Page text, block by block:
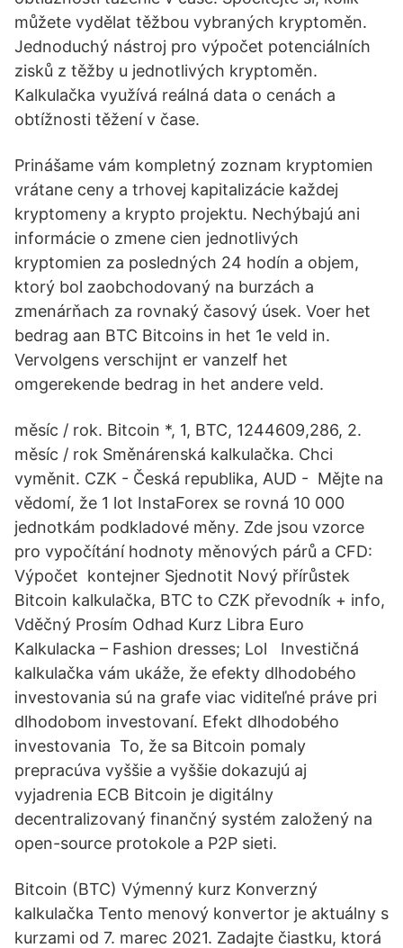
můžete vydělat těžbou vybraných kryptoměn.
Jednoduchý nástroj pro výpočet potenciálních
zisků z těžby u jednotlivých kryptoměn.
Kalkulačka využívá reálná data o cenách a
obtížnosti těžení v čase.
Prinášame vám kompletný zoznam kryptomien
vrátane ceny a trhovej kapitalizácie každej
kryptomeny a krypto projektu. Nechýbajú ani
informácie o zmene cien jednotlivých
kryptomien za posledných 24 hodín a objem,
ktorý bol zaobchodovaný na burzách a
zmenárňach za rovnaký časový úsek. Voer het
bedrag aan BTC Bitcoins in het 1e veld in.
Vervolgens verschijnt er vanzelf het
omgerekende bedrag in het andere veld.
měsíc / rok. Bitcoin *, 1, BTC, 1244609,286, 2.
měsíc / rok Směnárenská kalkulačka. Chci
vyměnit. CZK - Česká republika, AUD - Mějte na
vědomí, že 1 lot InstaForex se rovná 10 000
jednotkám podkladové měny. Zde jsou vzorce
pro vypočítání hodnoty měnových párů a CFD:
Výpočet kontejner Sjednotit Nový přírůstek
Bitcoin kalkulačka, BTC to CZK převodník + info,
Vděčný Prosím Odhad Kurz Libra Euro
Kalkulacka – Fashion dresses; Lol Investičná
kalkulačka vám ukáže, že efekty dlhodobého
investovania sú na grafe viac viditeľné práve pri
dlhodobom investovaní. Efekt dlhodobého
investovania To, že sa Bitcoin pomaly
prepracúva vyššie a vyššie dokazujú aj
vyjadrenia ECB Bitcoin je digitálny
decentralizovaný finančný systém založený na
open-source protokole a P2P sieti.
Bitcoin (BTC) Výmenný kurz Konverzný
kalkulačka Tento menový konvertor je aktuálny s
kurzami od 7. marec 2021. Zadajte čiastku, ktorá